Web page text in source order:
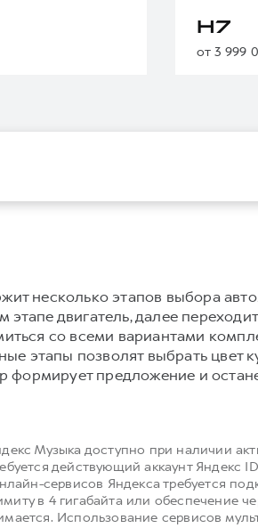
H7
от 3 999
несколько этапов выбора
двигатель, далее
со всеми вариантами
этапы позволят выбрать цвет
формирует предложение и
Музыка доступно при наличии
действующий аккаунт Яндекс
сервисов Яндекса требуется
в 4 гигабайта или обеспечение
Использование сервисов